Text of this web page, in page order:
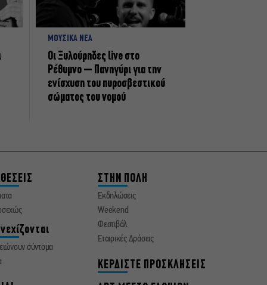
ΜΟΥΣΙΚΑ ΝΕΑ
Οι Ξυλούρηδες live στο
Ρέθυμνο – Πανηγύρι για την
ενίσχυση του πυροσβεστικού
σώματος του νομού
σύντομα
ΣΤΗΝ ΠΟΛΗ
Εκδηλώσεις
Weekend
Φεστιβάλ
Εταιρικές Δράσεις
ΚΕΡΔΙΣΤΕ ΠΡΟΣΚΛΗΣΕΙΣ